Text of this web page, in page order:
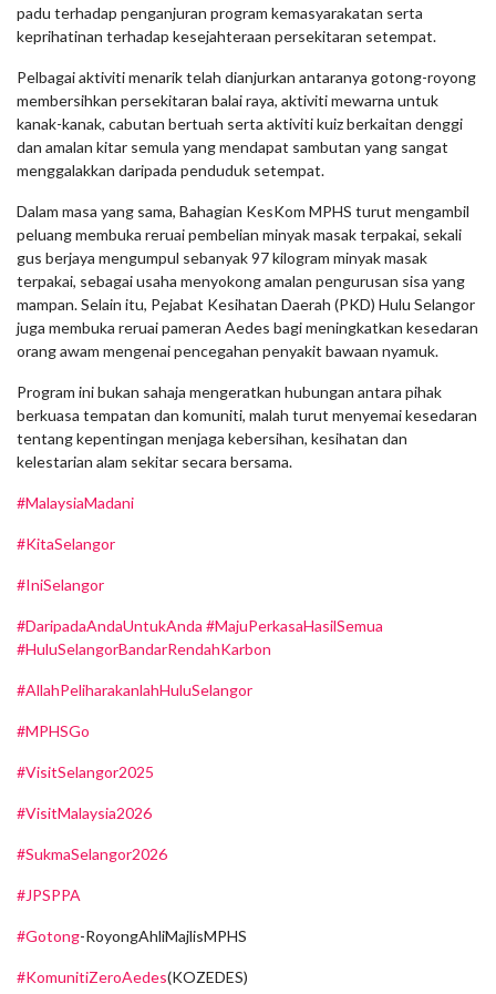
padu terhadap penganjuran program kemasyarakatan serta
keprihatinan terhadap kesejahteraan persekitaran setempat.
Pelbagai aktiviti menarik telah dianjurkan antaranya gotong-royong
membersihkan persekitaran balai raya, aktiviti mewarna untuk
kanak-kanak, cabutan bertuah serta aktiviti kuiz berkaitan denggi
dan amalan kitar semula yang mendapat sambutan yang sangat
menggalakkan daripada penduduk setempat.
Dalam masa yang sama, Bahagian KesKom MPHS turut mengambil
peluang membuka reruai pembelian minyak masak terpakai, sekali
gus berjaya mengumpul sebanyak 97 kilogram minyak masak
terpakai, sebagai usaha menyokong amalan pengurusan sisa yang
mampan. Selain itu, Pejabat Kesihatan Daerah (PKD) Hulu Selangor
juga membuka reruai pameran Aedes bagi meningkatkan kesedaran
orang awam mengenai pencegahan penyakit bawaan nyamuk.
Program ini bukan sahaja mengeratkan hubungan antara pihak
berkuasa tempatan dan komuniti, malah turut menyemai kesedaran
tentang kepentingan menjaga kebersihan, kesihatan dan
kelestarian alam sekitar secara bersama.
#MalaysiaMadani
#KitaSelangor
#IniSelangor
#DaripadaAndaUntukAnda #MajuPerkasaHasilSemua
#HuluSelangorBandarRendahKarbon
#AllahPeliharakanlahHuluSelangor
#MPHSGo
#VisitSelangor2025
#VisitMalaysia2026
#SukmaSelangor2026
#JPSPPA
#Gotong-RoyongAhliMajlisMPHS
#KomunitiZeroAedes(KOZEDES)